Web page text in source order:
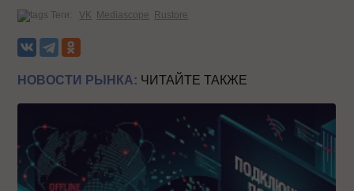
Теги: VK Mediascope Rustore
НОВОСТИ РЫНКА: ЧИТАЙТЕ ТАКЖЕ